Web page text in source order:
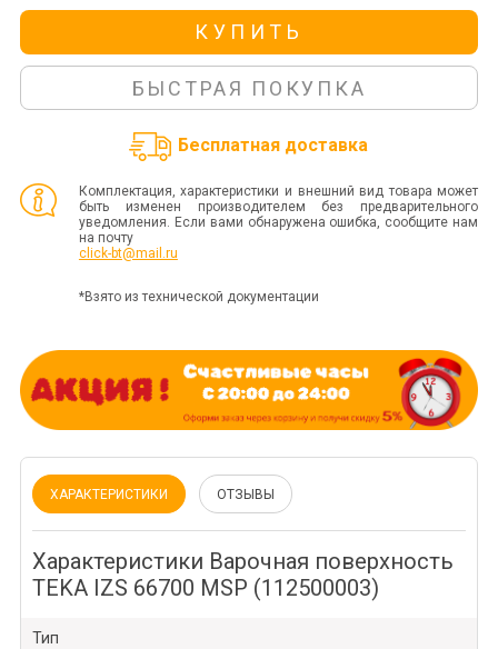
КУПИТЬ
БЫСТРАЯ ПОКУПКА
Бесплатная доставка
Комплектация, характеристики и внешний вид товара может
быть изменен производителем без предварительного
уведомления. Если вами обнаружена ошибка, сообщите нам
на почту
click-bt@mail.ru
*Взято из технической документации
ХАРАКТЕРИСТИКИ ОТЗЫВЫ
Характеристики Варочная поверхность
TEKA IZS 66700 MSP (112500003)
Тип